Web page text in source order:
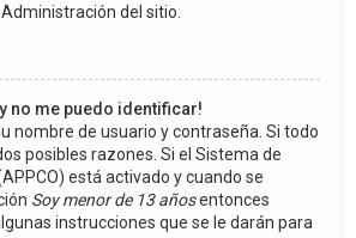
del sitio.
no me puedo identificar!
nombre de usuario y contraseña. Si todo
posibles razones. Si el Sistema de
está activado y cuando se
Soy menor de 13 añosentonces
instrucciones que se le darán para